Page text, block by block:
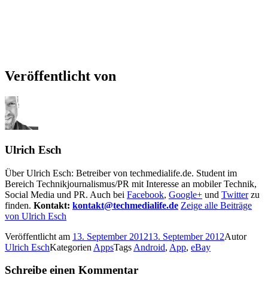
Veröffentlicht von
Ulrich Esch
Über Ulrich Esch: Betreiber von techmedialife.de. Student im
Bereich Technikjournalismus/PR mit Interesse an mobiler Technik,
Social Media und PR. Auch bei Facebook, Google+ und Twitterzu
finden. Kontakt: kontakt@techmedialife.de Zeige alle Beiträge
von Ulrich Esch
Veröffentlicht am 13. September 201213. September 2012Autor
Ulrich EschKategorien AppsTags Android, App, eBay
Schreibe einen Kommentar